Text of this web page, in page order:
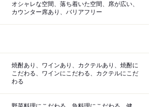
オシャレな空間、落ち着いた空間、席が広い、
カウンター席あり、バリアフリー
焼酎あり、ワインあり、カクテルあり、焼酎に
こだわる、ワインにこだわる、カクテルにこだ
わる